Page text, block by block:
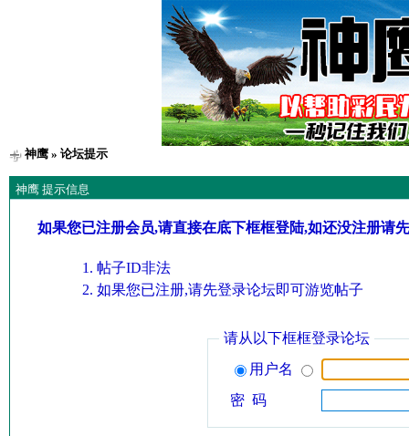
神鹰» 论坛提示
神鹰 提示信息
如果您已注册会员,请直接在底下框框登陆,如还没注册请
帖子ID非法
如果您已注册,请先登录论坛即可游览帖子
请从以下框框登录论坛
用户名
密 码